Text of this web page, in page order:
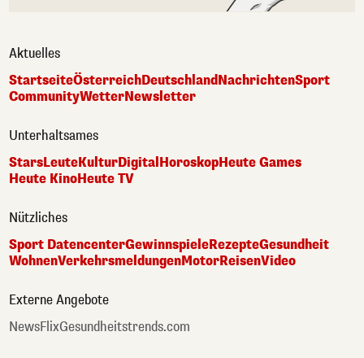
Aktuelles
StartseiteÖsterreichDeutschlandNachrichtenSport
CommunityWetterNewsletter
Unterhaltsames
StarsLeuteKulturDigital HoroskopHeute Games
Heute KinoHeute TV
Nützliches
Sport DatencenterGewinnspieleRezepteGesundheit
WohnenVerkehrsmeldungenMotorReisenVideo
Externe Angebote
NewsFlixGesundheitstrends.com